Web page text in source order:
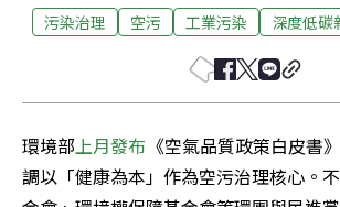
污染治理 空污 工業污染 深度低碳
環境部上月發布 《空氣品質政策白皮書
調以「健康為本」作為空污治理核心。